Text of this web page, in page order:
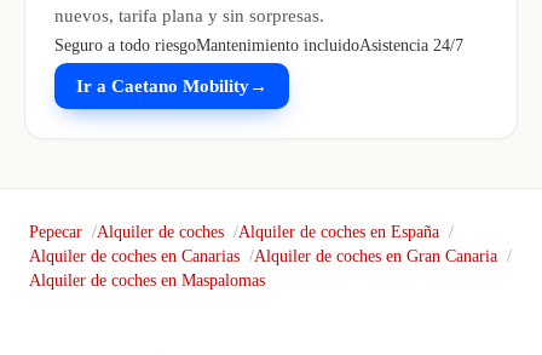
nuevos, tarifa plana y sin sorpresas.
Seguro a todo riesgoMantenimiento incluidoAsistencia 24/7
Ir a Caetano Mobility→
Pepecar Alquiler de coches
Alquiler de coches en España
Alquiler de coches en Canarias
Alquiler de coches en Gran Canaria
Alquiler de coches en Maspalomas